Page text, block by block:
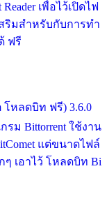
เพื่อไว้เปิดไฟ
สริมสำหรับกับการทำ
ฟรี
โหลดบิท ฟรี) 3.6.0
รม Bittorrent ใช้งาน
แต่ขนาดไฟล์
ๆ เอาไว้ โหลดบิท Bi